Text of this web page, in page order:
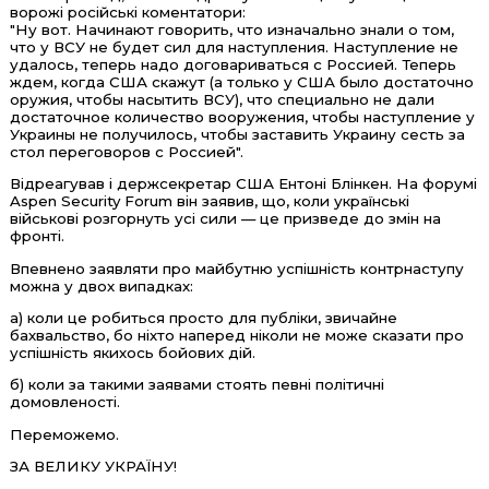
ворожі російські коментатори:
"Ну вот. Начинают говорить, что изначально знали о том,
что у ВСУ не будет сил для наступления. Наступление не
удалось, теперь надо договариваться с Россией. Теперь
ждем, когда США скажут (а только у США было достаточно
оружия, чтобы насытить ВСУ), что специально не дали
достаточное количество вооружения, чтобы наступление у
Украины не получилось, чтобы заставить Украину сесть за
стол переговоров с Россией".
Відреагував і держсекретар США Ентоні Блінкен. На форумі
Aspen Security Forum він заявив, що, коли українські
військові розгорнуть усі сили — це призведе до змін на
фронті.
Впевнено заявляти про майбутню успішність контрнаступу
можна у двох випадках:
а) коли це робиться просто для публіки, звичайне
бахвальство, бо ніхто наперед ніколи не може сказати про
успішність якихось бойових дій.
б) коли за такими заявами стоять певні політичні
домовленості.
Переможемо.
ЗА ВЕЛИКУ УКРАЇНУ!